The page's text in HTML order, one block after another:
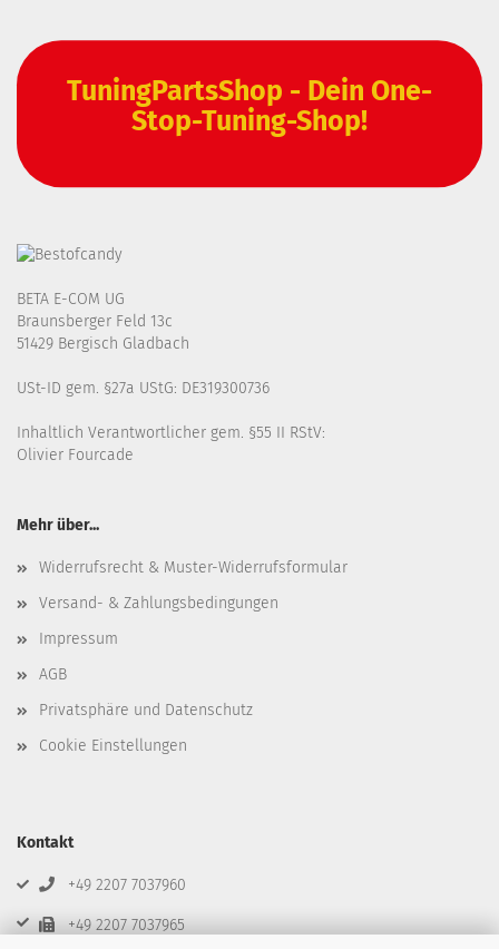
TuningPartsShop - Dein One-
Stop-Tuning-Shop!
BETA E-COM UG
Braunsberger Feld 13c
51429 Bergisch Gladbach
USt-ID gem. §27a UStG: DE319300736
Inhaltlich Verantwortlicher gem. §55 II RStV:
Olivier Fourcade
Mehr über...
Widerrufsrecht & Muster-Widerrufsformular
Versand- & Zahlungsbedingungen
Impressum
AGB
Privatsphäre und Datenschutz
Cookie Einstellungen
Kontakt
+49 2207 7037960
+49 2207 7037965